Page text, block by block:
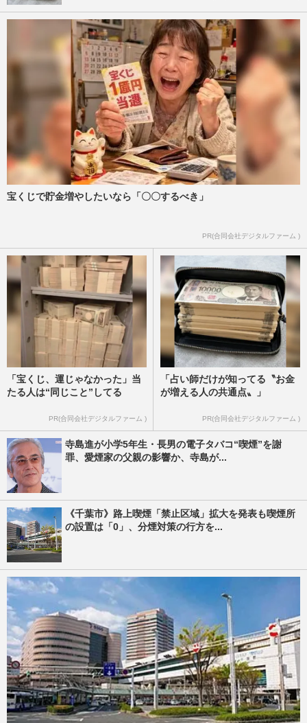
宝くじで貯金増やしたいなら「〇〇するべき」
PR(合同会社デジタルファーム )
「宝くじ、運じゃなかった」当
たる人は“同じこと”してる
PR(合同会社デジタルファーム )
「占い師だけが知ってる〝お金
が増える人の共通点〟」
PR(合同会社デジタルファーム )
寺島進が小学5年生・長男の電子タバコ“喫煙”を謝
罪、愛煙家の父親の影響か、寺島が...
《千葉市》路上喫煙「禁止区域」拡大を発表も喫煙所
の設置は「0」、分煙対策の行方を...